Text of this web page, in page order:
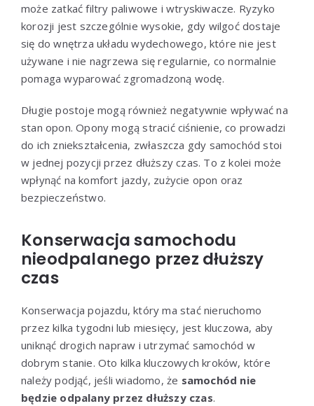
może zatkać filtry paliwowe i wtryskiwacze. Ryzyko
korozji jest szczególnie wysokie, gdy wilgoć dostaje
się do wnętrza układu wydechowego, które nie jest
używane i nie nagrzewa się regularnie, co normalnie
pomaga wyparować zgromadzoną wodę.
Długie postoje mogą również negatywnie wpływać na
stan opon. Opony mogą stracić ciśnienie, co prowadzi
do ich zniekształcenia, zwłaszcza gdy samochód stoi
w jednej pozycji przez dłuższy czas. To z kolei może
wpłynąć na komfort jazdy, zużycie opon oraz
bezpieczeństwo.
Konserwacja samochodu
nieodpalanego przez dłuższy
czas
Konserwacja pojazdu, który ma stać nieruchomo
przez kilka tygodni lub miesięcy, jest kluczowa, aby
uniknąć drogich napraw i utrzymać samochód w
dobrym stanie. Oto kilka kluczowych kroków, które
należy podjąć, jeśli wiadomo, że samochód nie
będzie odpalany przez dłuższy czas.